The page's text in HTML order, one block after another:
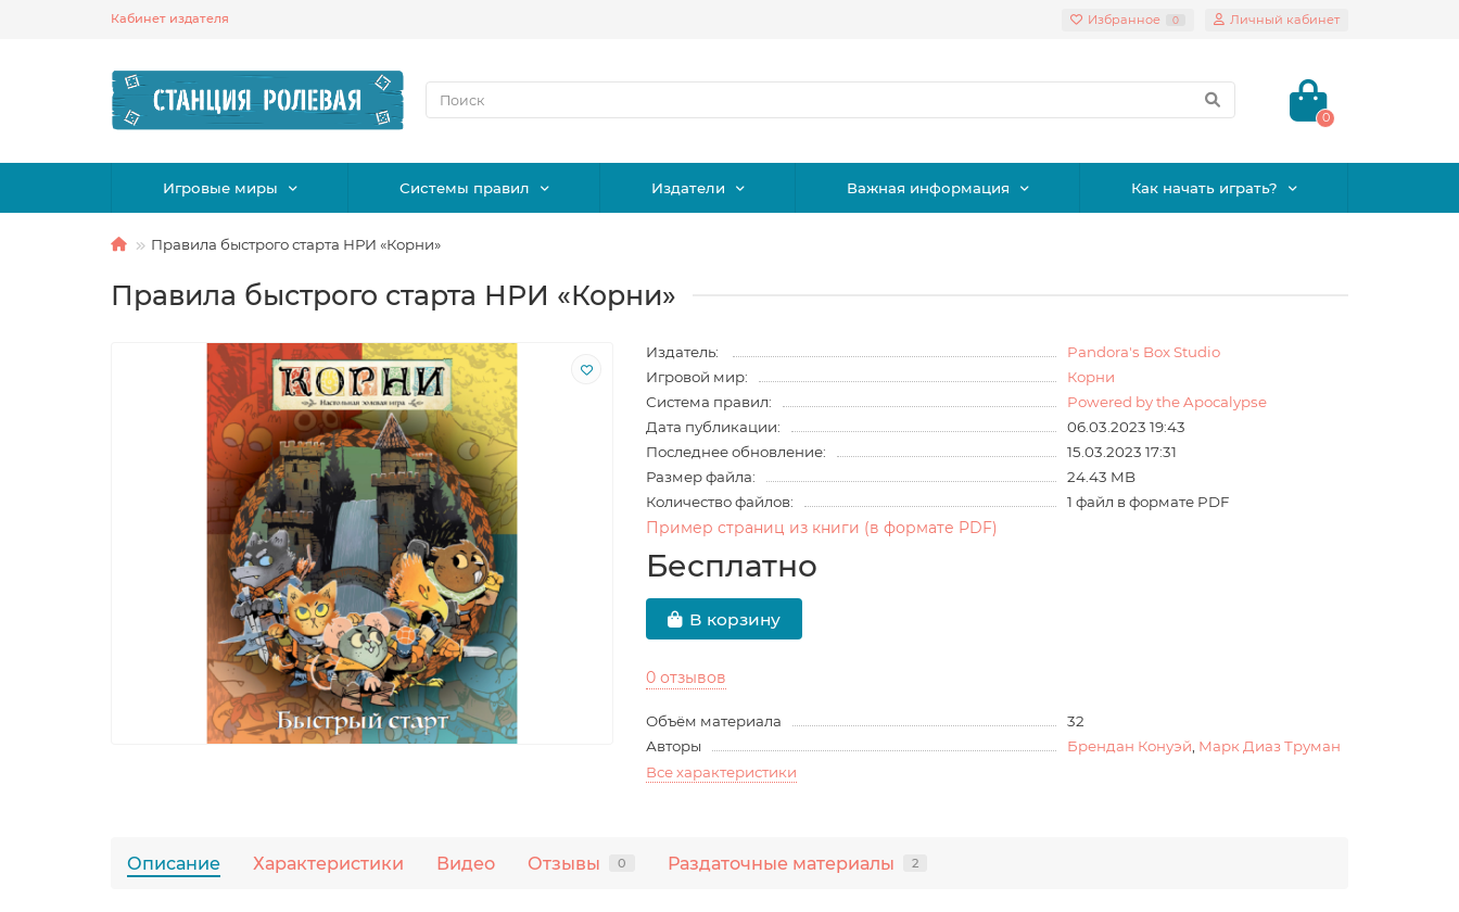
Кабинет издателя Избранное 0 Личный кабинет
0
Игровые миры Системы правил Издатели Важная информация Как начать играть?
Правила быстрого старта НРИ «Корни»
Правила быстрого старта НРИ «Корни»
Издатель:
Pandora's Box Studio
Игровой мир:
Корни
Система правил:
Powered by the Apocalypse
Дата публикации:
06.03.2023 19:43
Последнее обновление:
15.03.2023 17:31
Размер файла:
24.43 MB
Количество файлов:
1 файл в формате PDF
Пример страниц из книги (в формате PDF)
Бесплатно
В корзину
0 отзывов
Объём материала
32
Авторы
Брендан Конуэй Марк Диаз Труман
Все характеристики
Описание Характеристики Видео Отзывы 0 Раздаточные материалы 2